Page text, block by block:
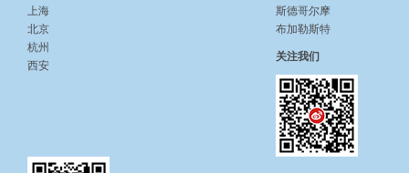
上海
北京
杭州
西安
斯德哥尔摩
布加勒斯特
关注我们